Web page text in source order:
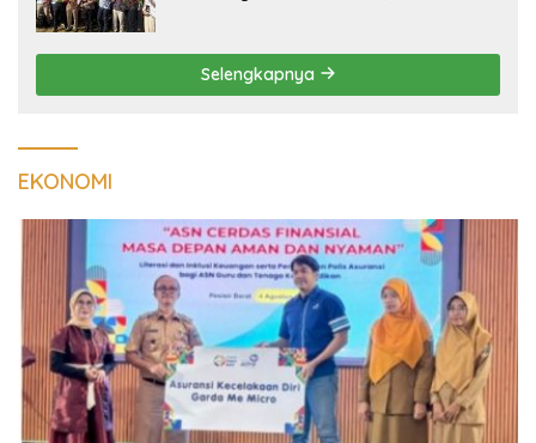
Selengkapnya
EKONOMI